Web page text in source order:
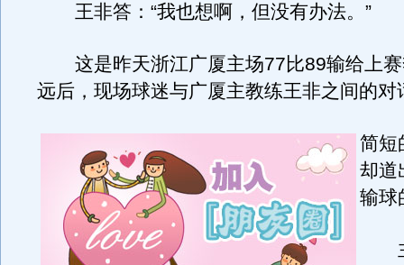
王非答：“我也想啊，但没有办法。”
这是昨天浙江广厦主场77比89输给上赛
远后，现场球迷与广厦主教练王非之间的对
简短
却道
输球
主